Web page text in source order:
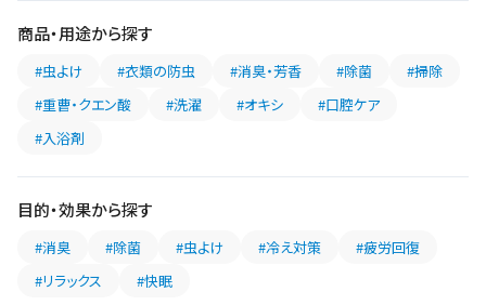
商品・用途から探す
#虫よけ #衣類の防虫 #消臭・芳香 #除菌
#掃除
#重曹・クエン酸
#洗濯 #オキシ
#口腔ケア
#入浴剤
目的・効果から探す
#消臭 #除菌 #虫よけ #冷え対策
#疲労回復
#リラックス
#快眠